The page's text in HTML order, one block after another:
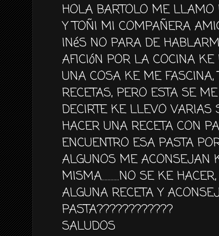
HOLA BARTOLO ME LLAMO
Y TOÑI MI COMPAÑERA
INéS NO PARA DE
AFICIóN POR LA COCINA
UNA COSA KE ME FASCINA,
RECETAS, PERO ESTA SE
DECIRTE KE LLEVO VARIAS
HACER UNA RECETA CON
ENCUENTRO ESA PASTA
ALGUNOS ME ACONSEJAN
MISMA............NO SE KE
ALGUNA RECETA Y
PASTA????????????
SALUDOS